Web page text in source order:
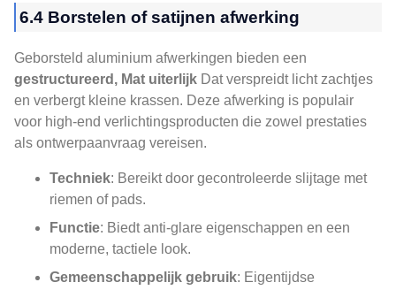
6.4 Borstelen of satijnen afwerking
Geborsteld aluminium afwerkingen bieden een
gestructureerd, Mat uiterlijk Dat verspreidt licht zachtjes
en verbergt kleine krassen. Deze afwerking is populair
voor high-end verlichtingsproducten die zowel prestaties
als ontwerpaanvraag vereisen.
Techniek: Bereikt door gecontroleerde slijtage met
riemen of pads.
Functie: Biedt anti-glare eigenschappen en een
moderne, tactiele look.
Gemeenschappelijk gebruik: Eigentijdse